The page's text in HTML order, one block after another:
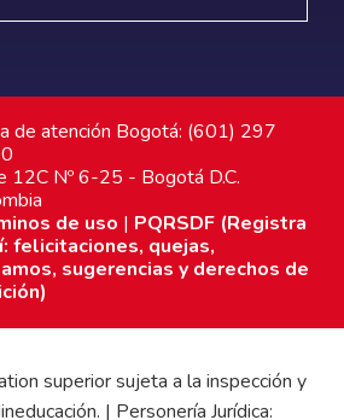
de atención Bogotá: (601) 297
12C Nº 6-25 - Bogotá D.C.
de uso | PQRSDF (Registra
felicitaciones, quejas,
sugerencias y derechos de
superior sujeta a la inspección y
| Personería Jurídica: